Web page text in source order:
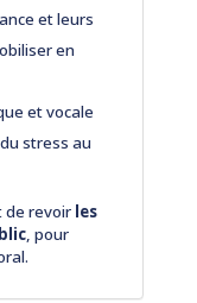
et leurs
en
et vocale
stress au
de revoir les
, pour